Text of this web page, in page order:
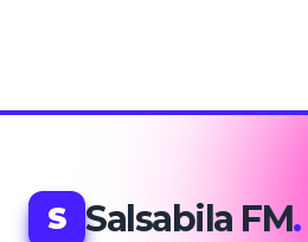
S Salsabila FM.